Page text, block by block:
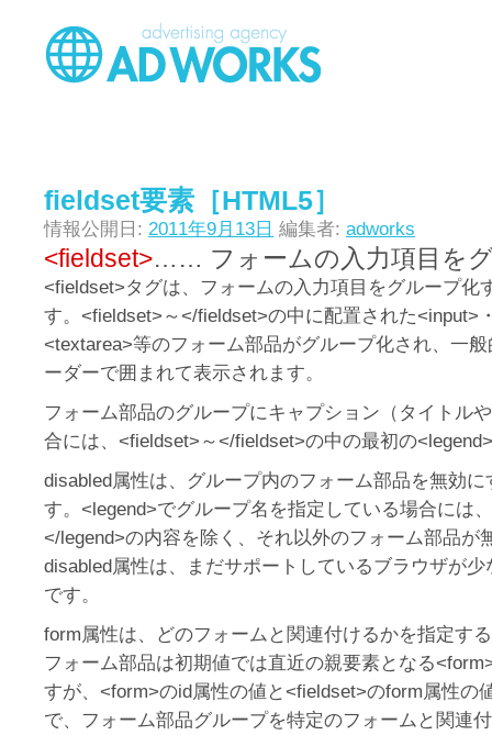
fieldset要素［HTML5］
情報公開日: 2011年9月13日 編集者: adworks
<fieldset>…… フォームの入力項目を
<fieldset>タグは、フォームの入力項目をグループ化
す。<fieldset>～</fieldset>の中に配置された<input>
<textarea>等のフォーム部品がグループ化され、一
ーダーで囲まれて表示されます。
フォーム部品のグループにキャプション（タイトル
合には、<fieldset>～</fieldset>の中の最初の
disabled属性は、グループ内のフォーム部品を無効
す。<legend>でグループ名を指定している場合には
</legend>の内容を除く、それ以外のフォーム部品が
disabled属性は、まだサポートしているブラウザが
です。
form属性は、どのフォームと関連付けるかを指定す
フォーム部品は初期値では直近の親要素となる
すが、<form>のid属性の値と<fieldset>のform属性の
で、フォーム部品グループを特定のフォームと関連